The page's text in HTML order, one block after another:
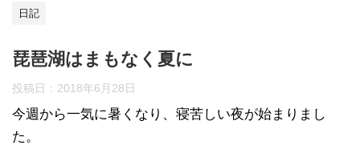
日記
琵琶湖はまもなく夏に
投稿日： 2018年6月28日
今週から一気に暑くなり、寝苦しい夜が始まりまし
た。